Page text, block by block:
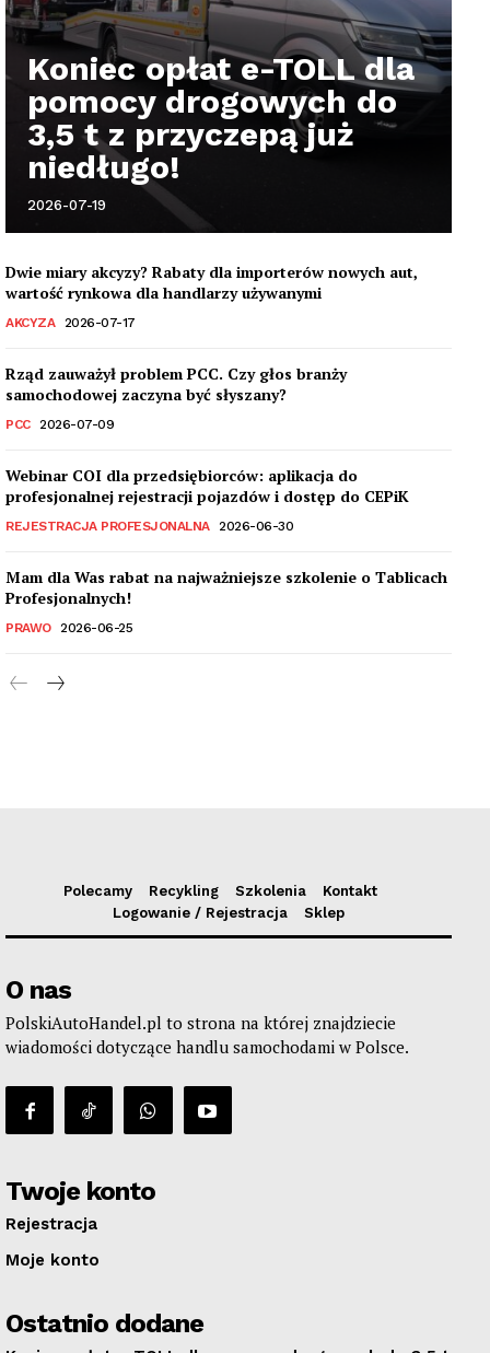
Koniec opłat e-TOLL dla
pomocy drogowych do
3,5 t z przyczepą już
niedługo!
2026-07-19
Dwie miary akcyzy? Rabaty dla importerów nowych aut,
wartość rynkowa dla handlarzy używanymi
AKCYZA 2026-07-17
Rząd zauważył problem PCC. Czy głos branży
samochodowej zaczyna być słyszany?
PCC 2026-07-09
Webinar COI dla przedsiębiorców: aplikacja do
profesjonalnej rejestracji pojazdów i dostęp do CEPiK
REJESTRACJA PROFESJONALNA 2026-06-30
Mam dla Was rabat na najważniejsze szkolenie o Tablicach
Profesjonalnych!
PRAWO 2026-06-25
Polecamy Recykling Szkolenia
Kontakt
Logowanie / Rejestracja
Sklep
O nas
PolskiAutoHandel.pl to strona na której znajdziecie
wiadomości dotyczące handlu samochodami w Polsce.
Twoje konto
Rejestracja
Moje konto
Ostatnio dodane